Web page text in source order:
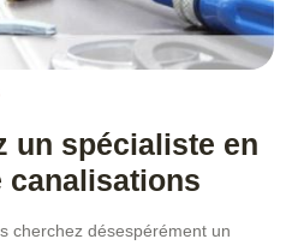
un spécialiste en
canalisations
cherchez désespérément un